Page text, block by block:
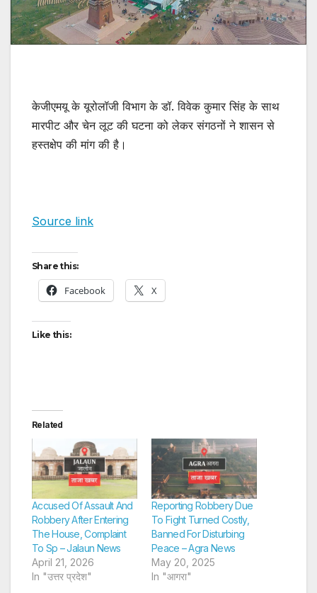
केजीएमयू के यूरोलॉजी विभाग के डॉ. विवेक कुमार सिंह के साथ
मारपीट और चेन लूट की घटना को लेकर संगठनों ने शासन से
हस्तक्षेप की मांग की है।
Source link
Share this:
Facebook X
Like this:
Related
Accused Of Assault And
Robbery After Entering
The House, Complaint
To Sp – Jalaun News
April 21, 2026
In "उत्तर प्रदेश"
Reporting Robbery Due
To Fight Turned Costly,
Banned For Disturbing
Peace – Agra News
May 20, 2025
In "आगरा"